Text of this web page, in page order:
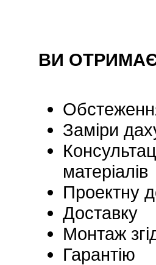
ВИ
Заміри
матеріалів
Проектну
Доставку
Монтаж
Гарантію